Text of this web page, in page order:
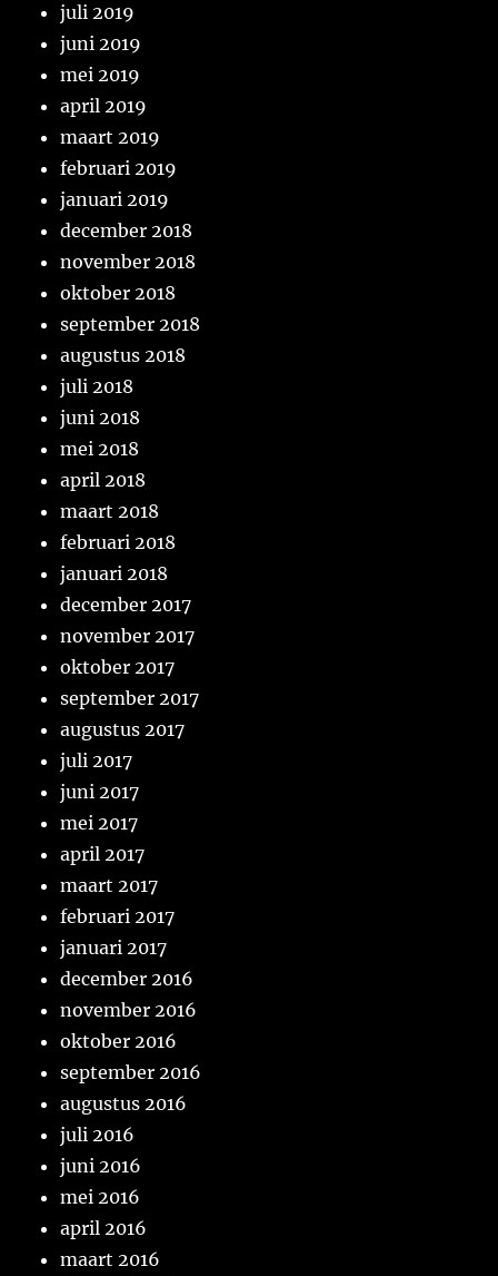
juli 2019
juni 2019
mei 2019
april 2019
maart 2019
februari 2019
januari 2019
december 2018
november 2018
oktober 2018
september 2018
augustus 2018
juli 2018
juni 2018
mei 2018
april 2018
maart 2018
februari 2018
januari 2018
december 2017
november 2017
oktober 2017
september 2017
augustus 2017
juli 2017
juni 2017
mei 2017
april 2017
maart 2017
februari 2017
januari 2017
december 2016
november 2016
oktober 2016
september 2016
augustus 2016
juli 2016
juni 2016
mei 2016
april 2016
maart 2016